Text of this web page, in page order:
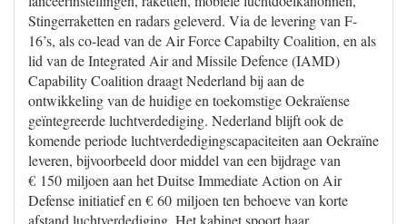
Stingerraketten en radars geleverd. Via de levering van F-
16’s, als co-lead van de Air Force Capabilty Coalition, en als
lid van de Integrated Air and Missile Defence (IAMD)
Capability Coalition draagt Nederland bij aan de
ontwikkeling van de huidige en toekomstige Oekraïense
geïntegreerde luchtverdediging. Nederland blijft ook de
komende periode luchtverdedigingscapaciteiten aan Oekraïne
leveren, bijvoorbeeld door middel van een bijdrage van
€ 150 miljoen aan het Duitse Immediate Action on Air
Defense initiatief en € 60 miljoen ten behoeve van korte
afstand luchtverdediging. Het kabinet spoort haar